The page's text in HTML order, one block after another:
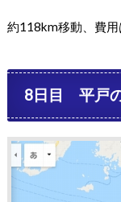
約118km移動、費用
8日目 平戸